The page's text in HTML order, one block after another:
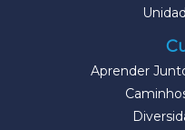
Aprender